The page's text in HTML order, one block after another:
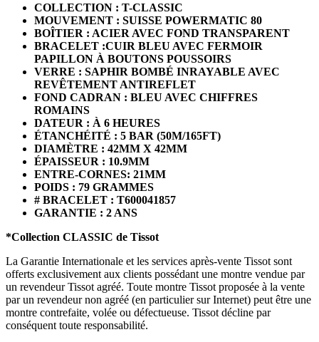
COLLECTION : T-CLASSIC
MOUVEMENT : SUISSE POWERMATIC 80
BOÎTIER : ACIER AVEC FOND TRANSPARENT
BRACELET :CUIR BLEU AVEC FERMOIR
PAPILLON À BOUTONS POUSSOIRS
VERRE : SAPHIR BOMBÉ INRAYABLE AVEC
REVÊTEMENT ANTIREFLET
FOND CADRAN : BLEU AVEC CHIFFRES
ROMAINS
DATEUR : À 6 HEURES
ÉTANCHÉITÉ : 5 BAR (50M/165FT)
DIAMÈTRE : 42MM X 42MM
ÉPAISSEUR : 10.9MM
ENTRE-CORNES: 21MM
POIDS : 79 GRAMMES
# BRACELET : T600041857
GARANTIE : 2 ANS
*Collection CLASSIC de Tissot
La Garantie Internationale et les services après-vente Tissot sont
offerts exclusivement aux clients possédant une montre vendue par
un revendeur Tissot agréé. Toute montre Tissot proposée à la vente
par un revendeur non agréé (en particulier sur Internet) peut être une
montre contrefaite, volée ou défectueuse. Tissot décline par
conséquent toute responsabilité.